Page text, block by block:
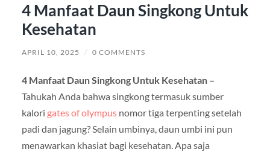
4 Manfaat Daun Singkong Untuk
Kesehatan
APRIL 10, 2025 / 0 COMMENTS
4 Manfaat Daun Singkong Untuk Kesehatan –
Tahukah Anda bahwa singkong termasuk sumber
kalori gates of olympusnomor tiga terpenting setelah
padi dan jagung? Selain umbinya, daun umbi ini pun
menawarkan khasiat bagi kesehatan. Apa saja